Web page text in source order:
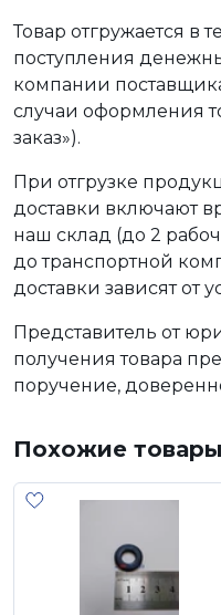
Товар отгружается в
поступления
компании
случаи оформления
заказ»).
При отгрузке
доставки включают
наш склад (до 2
до транспортной
доставки зависят от
Представитель от
получения товара
поручение,
Похожие товары